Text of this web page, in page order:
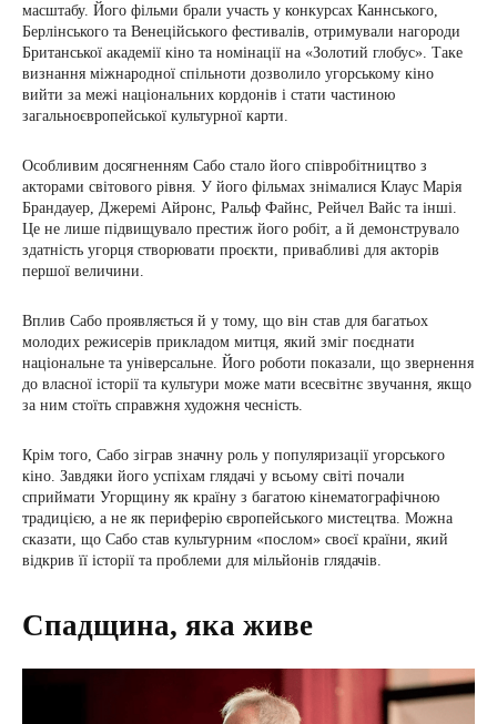
масштабу. Його фільми брали участь у конкурсах Каннського,
Берлінського та Венеційського фестивалів, отримували нагороди
Британської академії кіно та номінації на «Золотий глобус». Таке
визнання міжнародної спільноти дозволило угорському кіно
вийти за межі національних кордонів і стати частиною
загальноєвропейської культурної карти.
Особливим досягненням Сабо стало його співробітництво з
акторами світового рівня. У його фільмах знімалися Клаус Марія
Брандауер, Джеремі Айронс, Ральф Файнс, Рейчел Вайс та інші.
Це не лише підвищувало престиж його робіт, а й демонструвало
здатність угорця створювати проєкти, привабливі для акторів
першої величини.
Вплив Сабо проявляється й у тому, що він став для багатьох
молодих режисерів прикладом митця, який зміг поєднати
національне та універсальне. Його роботи показали, що звернення
до власної історії та культури може мати всесвітнє звучання, якщо
за ним стоїть справжня художня чесність.
Крім того, Сабо зіграв значну роль у популяризації угорського
кіно. Завдяки його успіхам глядачі у всьому світі почали
сприймати Угорщину як країну з багатою кінематографічною
традицією, а не як периферію європейського мистецтва. Можна
сказати, що Сабо став культурним «послом» своєї країни, який
відкрив її історії та проблеми для мільйонів глядачів.
Спадщина, яка живе